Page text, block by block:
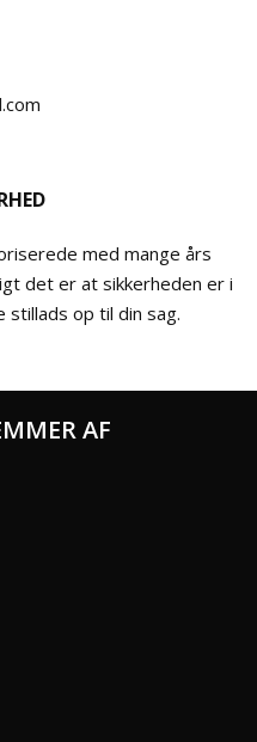
med mange års
det er at sikkerheden er i
op til din sag.
AF